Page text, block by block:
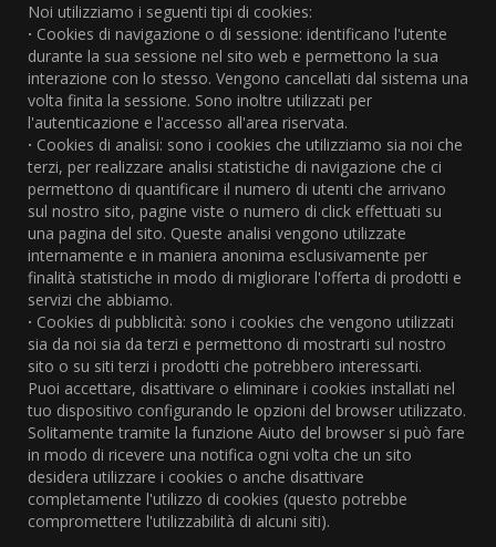
Noi utilizziamo i seguenti tipi di cookies:
· Cookies di navigazione o di sessione: identificano l'utente
durante la sua sessione nel sito web e permettono la sua
interazione con lo stesso. Vengono cancellati dal sistema una
volta finita la sessione. Sono inoltre utilizzati per
l'autenticazione e l'accesso all'area riservata.
· Cookies di analisi: sono i cookies che utilizziamo sia noi che
terzi, per realizzare analisi statistiche di navigazione che ci
permettono di quantificare il numero di utenti che arrivano
sul nostro sito, pagine viste o numero di click effettuati su
una pagina del sito. Queste analisi vengono utilizzate
internamente e in maniera anonima esclusivamente per
finalità statistiche in modo di migliorare l'offerta di prodotti e
servizi che abbiamo.
· Cookies di pubblicità: sono i cookies che vengono utilizzati
sia da noi sia da terzi e permettono di mostrarti sul nostro
sito o su siti terzi i prodotti che potrebbero interessarti.
Puoi accettare, disattivare o eliminare i cookies installati nel
tuo dispositivo configurando le opzioni del browser utilizzato.
Solitamente tramite la funzione Aiuto del browser si può fare
in modo di ricevere una notifica ogni volta che un sito
desidera utilizzare i cookies o anche disattivare
completamente l'utilizzo di cookies (questo potrebbe
compromettere l'utilizzabilità di alcuni siti).